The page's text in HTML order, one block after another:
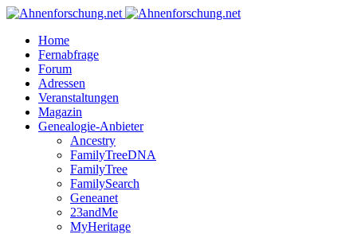
Home
Fernabfrage
Forum
Adressen
Veranstaltungen
Magazin
Genealogie-Anbieter
Ancestry
FamilyTreeDNA
FamilyTree
FamilySearch
Geneanet
23andMe
MyHeritage